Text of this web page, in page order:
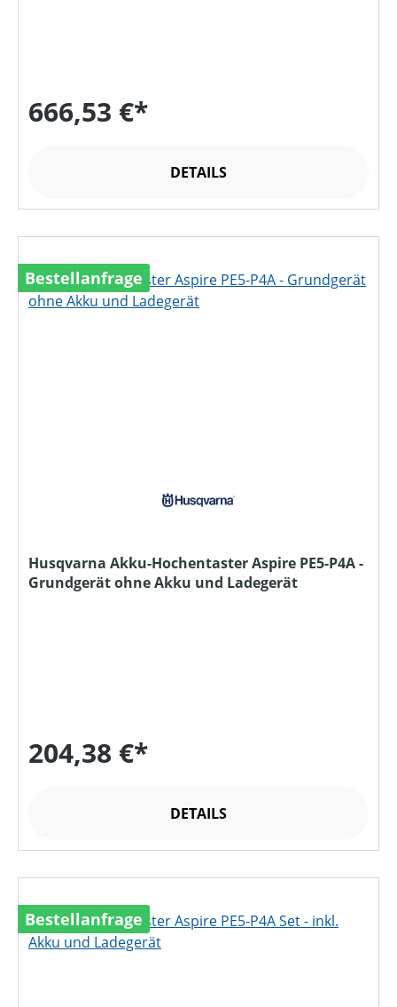
666,53 €*
DETAILS
Bestellanfrage
Husqvarna Akku-Hochentaster Aspire PE5-P4A -
Grundgerät ohne Akku und Ladegerät
204,38 €*
DETAILS
Bestellanfrage